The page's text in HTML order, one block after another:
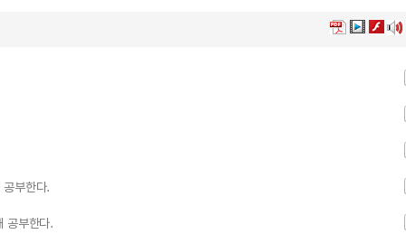
부한다.
공부한다.